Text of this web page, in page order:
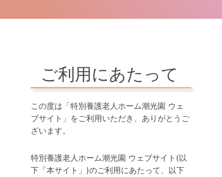
ご利用にあたって
この度は「特別養護老人ホーム潮光園 ウェ
ブサイト」をご利用いただき、ありがとうご
ざいます。
特別養護老人ホーム潮光園 ウェブサイト(以
下「本サイト」)のご利用にあたって、以下